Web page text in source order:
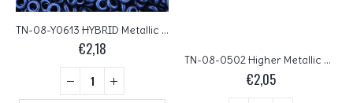
TN-08-Y0613 HYBRID Metallic Suede Blue TOHO Demi Round
€2,18
TN-08-0502 Higher Metallic Amethyst TOHO Demi Round
€2,05